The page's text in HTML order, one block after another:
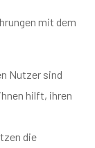
mit dem
Nutzer sind
hilft, ihren
die